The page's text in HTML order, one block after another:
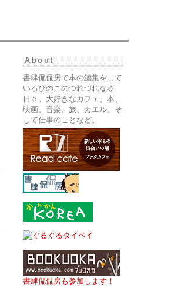
About
書肆侃侃房で本の編集をして
いるぴのこのつれづれなる
日々。大好きなカフェ、本、
映画、音楽、旅、カエル、そ
して仕事のことなど。
書肆侃侃房も参加します！